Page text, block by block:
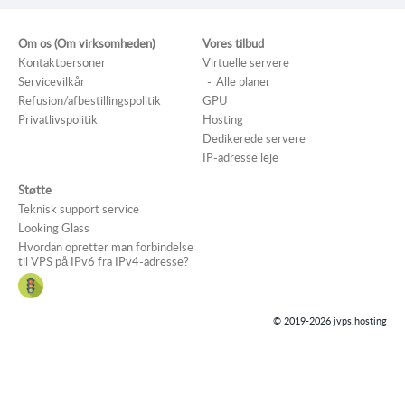
at flytte din IP-adresse til en anden server.
Om os (Om virksomheden)
Kontaktpersoner
Servicevilkår
Refusion/afbestillingspolitik
Privatlivspolitik
Vores tilbud
Virtuelle servere
Alle planer
GPU
Hosting
Dedikerede servere
IP-adresse leje
Støtte
Teknisk support service
Looking Glass
Hvordan opretter man forbindelse
til VPS på IPv6 fra IPv4-adresse?
© 2019-2026 jvps.hosting